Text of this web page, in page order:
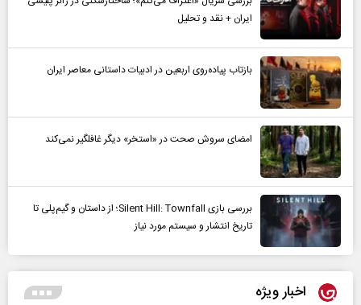
ایران + نقد و تحلیل
بازتاب پیاده‌روی اربعین در ادبیات داستانی معاصر ایران
امضای سروش صحت در «استخر» دیگر غافلگیر نمی‌کند
بررسی بازی Silent Hill: Townfall؛ از داستان و گیم‌پلی تا
تاریخ انتشار و سیستم مورد نیاز
اخبار ویژه